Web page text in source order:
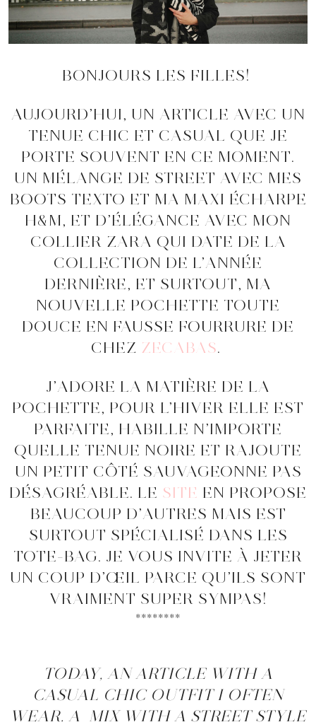
BONJOURS LES FILLES!
AUJOURD’HUI, UN ARTICLE AVEC UN
TENUE CHIC ET CASUAL QUE JE
PORTE SOUVENT EN CE MOMENT.
UN MÉLANGE DE STREET AVEC MES
BOOTS TEXTO ET MA MAXI ÉCHARPE
H&M, ET D’ÉLÉGANCE AVEC MON
COLLIER ZARA QUI DATE DE LA
COLLECTION DE L’ANNÉE
DERNIÈRE, ET SURTOUT, MA
NOUVELLE POCHETTE TOUTE
DOUCE EN FAUSSE FOURRURE DE
CHEZ ZECABAS.
J’ADORE LA MATIÈRE DE LA
POCHETTE, POUR L’HIVER ELLE EST
PARFAITE, HABILLE N’IMPORTE
QUELLE TENUE NOIRE ET RAJOUTE
UN PETIT CÔTÉ SAUVAGEONNE PAS
DÉSAGRÉABLE. LE SITE EN PROPOSE
BEAUCOUP D’AUTRES MAIS EST
SURTOUT SPÉCIALISÉ DANS LES
TOTE-BAG. JE VOUS INVITE À JETER
UN COUP D’ŒIL PARCE QU’ILS SONT
VRAIMENT SUPER SYMPAS!
********
TODAY, AN ARTICLE WITH A
CASUAL CHIC OUTFIT I OFTEN
WEAR. A MIX WITH A STREET STYLE